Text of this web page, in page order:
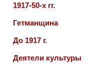
1917-50-х гг.
Гетманщина
До 1917 г.
Деятели культуры